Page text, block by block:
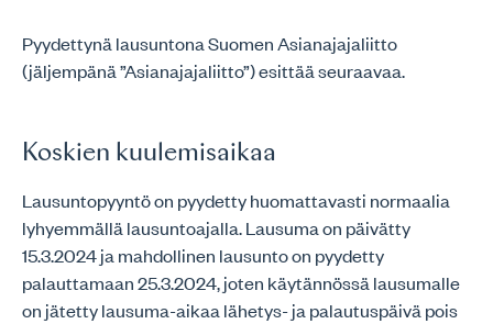
Pyydettynä lausuntona Suomen Asianajajaliitto
(jäljempänä ”Asianajajaliitto”) esittää seuraavaa.
Koskien kuulemisaikaa
Lausuntopyyntö on pyydetty huomattavasti normaalia
lyhyemmällä lausuntoajalla. Lausuma on päivätty
15.3.2024 ja mahdollinen lausunto on pyydetty
palauttamaan 25.3.2024, joten käytännössä lausumalle
on jätetty lausuma-aikaa lähetys- ja palautuspäivä pois